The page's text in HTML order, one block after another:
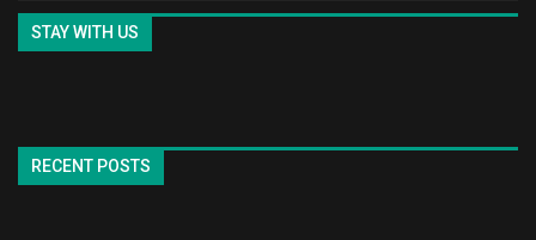
STAY WITH US
RECENT POSTS